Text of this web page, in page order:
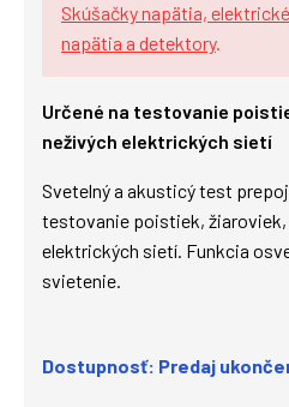
Skúšačky napätia,
napätia a detektory.
Určené na testovanie
neživých elektrických sietí
Svetelný a akusticý test
testovanie poistiek, žiaroviek,
elektrických sietí. Funkcia
svietenie.
Dostupnosť: Predaj